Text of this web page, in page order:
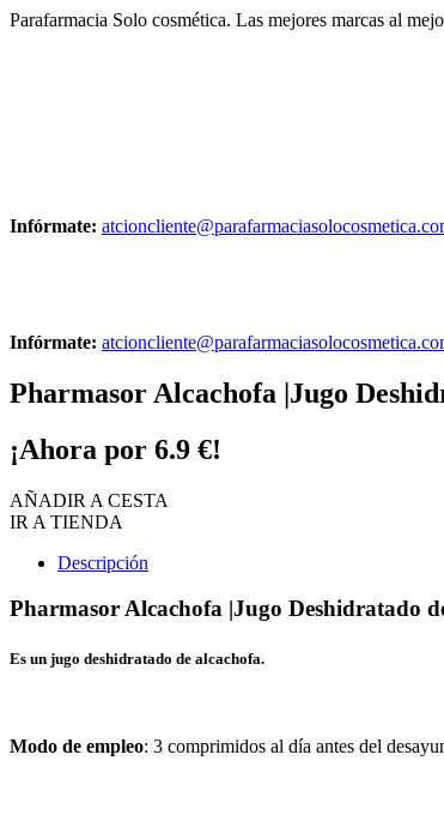
Parafarmacia Solo cosmética. Las mejores marcas al
Infórmate:
Infórmate:
Pharmasor Alcachofa |Jugo
¡Ahora por 6.9 €!
AÑADIR A CESTA
IR A TIENDA
Descripción
Pharmasor Alcachofa |Jugo Deshidratado
Es un jugo deshidratado de alcachofa.
Modo de empleo: 3 comprimidos al día antes del